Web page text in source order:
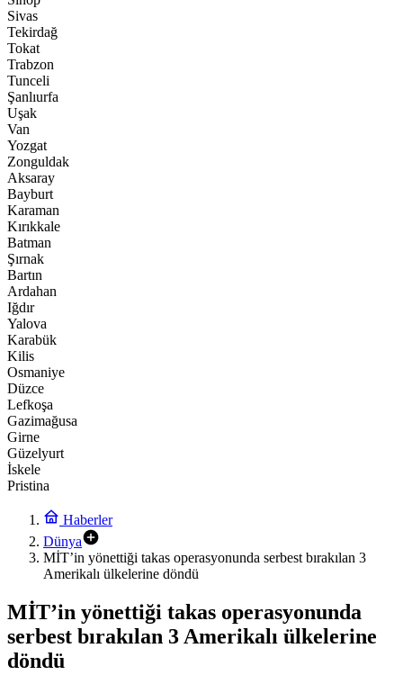
Sivas
Tekirdağ
Tokat
Trabzon
Tunceli
Şanlıurfa
Uşak
Van
Yozgat
Zonguldak
Aksaray
Bayburt
Karaman
Kırıkkale
Batman
Şırnak
Bartın
Ardahan
Iğdır
Yalova
Karabük
Kilis
Osmaniye
Düzce
Lefkoşa
Gazimağusa
Girne
Güzelyurt
İskele
Pristina
Haberler
Dünya
MİT’in yönettiği takas operasyonunda serbest bırakılan 3
Amerikalı ülkelerine döndü
MİT’in yönettiği takas operasyonunda
serbest bırakılan 3 Amerikalı ülkelerine
döndü